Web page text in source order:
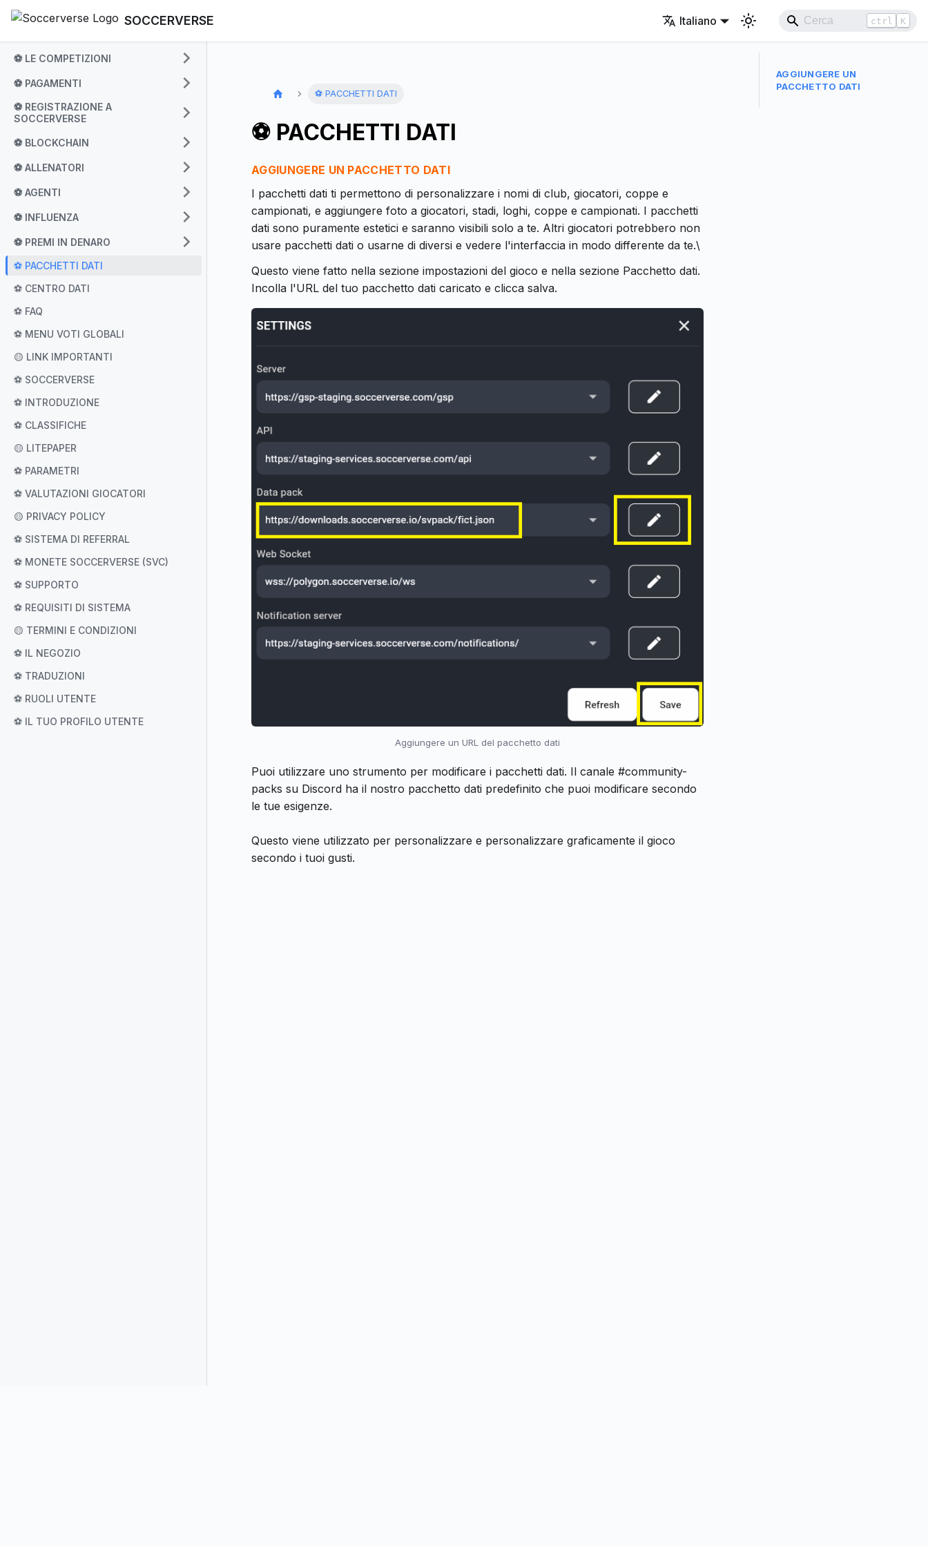
SOCCERVERSE Italiano ctrl K
⚽ LE COMPETIZIONI
⚽ PAGAMENTI
⚽ REGISTRAZIONE A
SOCCERVERSE
⚽ BLOCKCHAIN
⚽ ALLENATORI
⚽ AGENTI
⚽ INFLUENZA
⚽ PREMI IN DENARO
⚽ PACCHETTI DATI
⚽ CENTRO DATI
⚽ FAQ
⚽ MENU VOTI GLOBALI
🟡 LINK IMPORTANTI
⚽ SOCCERVERSE
⚽ INTRODUZIONE
⚽ CLASSIFICHE
🟡 LITEPAPER
⚽ PARAMETRI
⚽ VALUTAZIONI GIOCATORI
🟡 PRIVACY POLICY
⚽ SISTEMA DI REFERRAL
⚽ MONETE SOCCERVERSE (SVC)
⚽ SUPPORTO
⚽ REQUISITI DI SISTEMA
🟡 TERMINI E CONDIZIONI
⚽ IL NEGOZIO
⚽ TRADUZIONI
⚽ RUOLI UTENTE
⚽ IL TUO PROFILO UTENTE
⚽ PACCHETTI DATI
⚽ PACCHETTI DATI
AGGIUNGERE UN PACCHETTO DATI
I pacchetti dati ti permettono di personalizzare i nomi di club, giocatori, coppe e
campionati, e aggiungere foto a giocatori, stadi, loghi, coppe e campionati. I pacchetti
dati sono puramente estetici e saranno visibili solo a te. Altri giocatori potrebbero non
usare pacchetti dati o usarne di diversi e vedere l'interfaccia in modo differente da te.\
Questo viene fatto nella sezione impostazioni del gioco e nella sezione Pacchetto dati.
Incolla l'URL del tuo pacchetto dati caricato e clicca salva.
Aggiungere un URL del pacchetto dati
Puoi utilizzare uno strumento per modificare i pacchetti dati. Il canale #community-
packs su Discord ha il nostro pacchetto dati predefinito che puoi modificare secondo
le tue esigenze.
Questo viene utilizzato per personalizzare e personalizzare graficamente il gioco
secondo i tuoi gusti.
AGGIUNGERE UN
PACCHETTO DATI